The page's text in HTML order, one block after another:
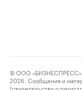
© ООО
2026. Сообщения и
(свидетельство о